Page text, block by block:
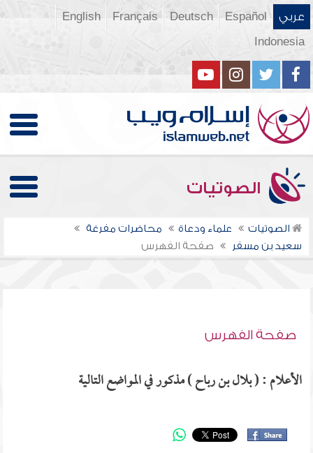
عربي Español
Deutsch
Français
English
Indonesia
الصوتيات
الصوتيات علماء ودعاة
محاضرات مفرغة
سعيد بن مسفر
صفحة الفهرس
صفحة الفهرس
الأعلام : ( بلال بن رباح ) مذكور في المواضع التالية